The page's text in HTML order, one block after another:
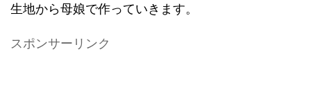
生地から母娘で作っていきます。
スポンサーリンク